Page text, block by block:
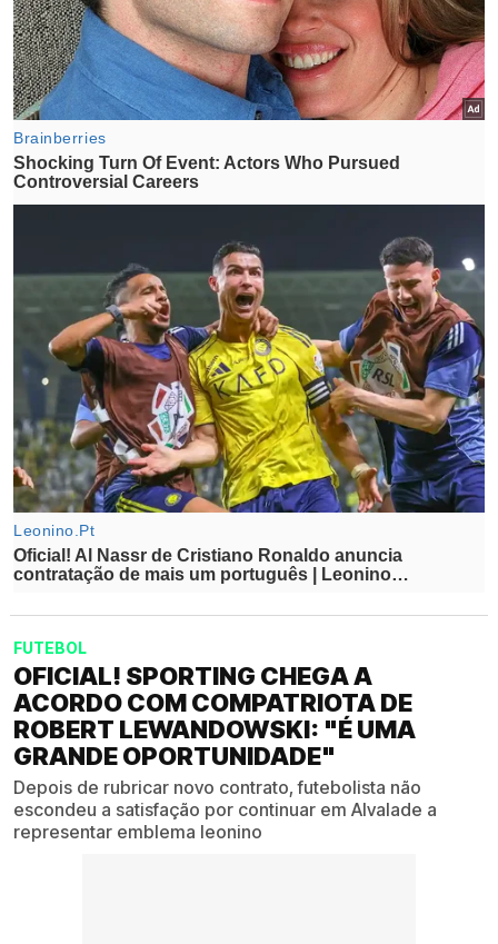
FUTEBOL
OFICIAL! SPORTING CHEGA A
ACORDO COM COMPATRIOTA DE
ROBERT LEWANDOWSKI: "É UMA
GRANDE OPORTUNIDADE"
Depois de rubricar novo contrato, futebolista não
escondeu a satisfação por continuar em Alvalade a
representar emblema leonino